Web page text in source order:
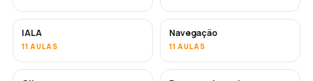
IALA
11 AULAS
Navegação
11 AULAS